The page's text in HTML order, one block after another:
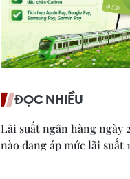
ĐỌC NHIỀU
Lãi suất ngân hàng ngày
nào đang áp mức lãi suất